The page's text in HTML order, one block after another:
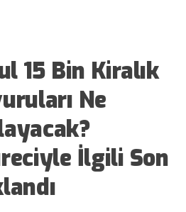
15 Bin Kiralık
Ne
İlgili Son